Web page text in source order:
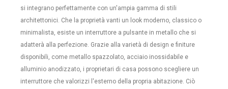
si integrano perfettamente con un'ampia gamma di stili
architettonici. Che la proprietà vanti un look moderno, classico o
minimalista, esiste un interruttore a pulsante in metallo che si
adatterà alla perfezione. Grazie alla varietà di design e finiture
disponibili, come metallo spazzolato, acciaio inossidabile e
alluminio anodizzato, i proprietari di casa possono scegliere un
interruttore che valorizzi l'esterno della propria abitazione. Ciò